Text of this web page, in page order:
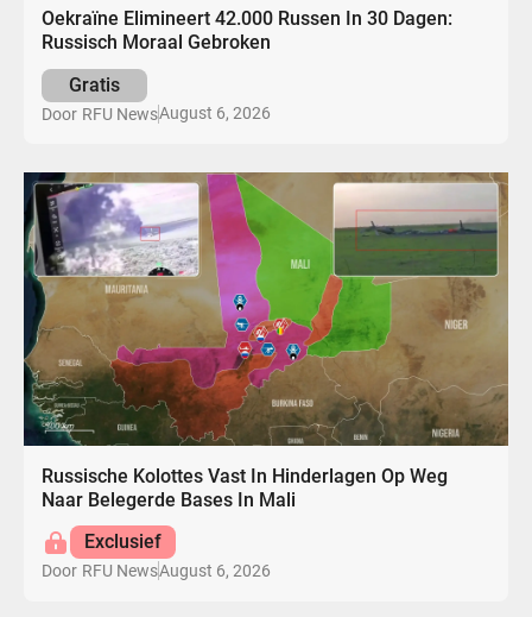
Oekraïne Elimineert 42.000 Russen In 30 Dagen:
Russisch Moraal Gebroken
Gratis
Door RFU NewsAugust 6, 2026
Russische Kolottes Vast In Hinderlagen Op Weg
Naar Belegerde Bases In Mali
Exclusief
Door RFU NewsAugust 6, 2026